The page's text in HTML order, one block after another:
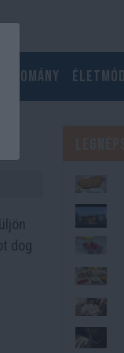
Tudomány Életmód
dog